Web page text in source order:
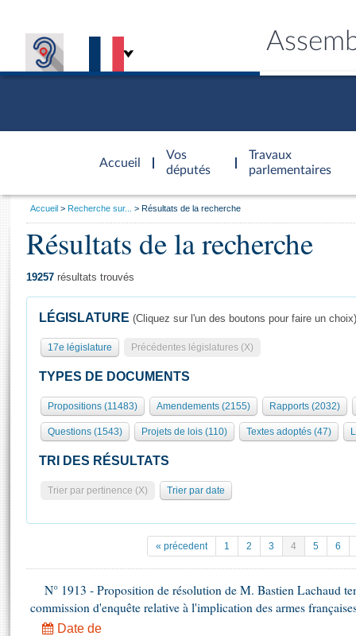
Accueil
d'accueil
Vos
députés
Travaux
parlementaires
Présidence
577 députés
Groupes politiques
Séance publique
Commissions et autres organes
Europe et International
Pétitions
Projets de loi
Propositions de loi
Amendements
Général
Rôle et pouvoirs de l'Assemblée
Organisation de l'Assemblée
Présidence Conférence des Présidents Bureau Collège des
Statistiques et chiffres clés
Documents de référence
( Constitution | Règlement de l'Assemblée ... )
Visiter l'Assemblée
Visite virtuelle du palais Bourbon
Assister à une séance
Contacts et plan d'accès
Photos libres de droit
Vous
Accueil Recherche sur... Résultats de la recherche
Résultats de la recherche
19257 résultats trouvés
LÉGISLATURE (Cliquez sur l'un des boutons pour faire un choix)
17e législature Précédentes législatures (X)
TYPES DE DOCUMENTS
Propositions (11483) Amendements (2155) Rapports (2032)
Questions (1543) Projets de lois (110) Textes adoptés (47)
TRI DES RÉSULTATS
Trier par pertinence (X) Trier par date
« précedent 1 2 3 4 5 6
N° 1913 - Proposition de résolution de M. Bastien Lachaud
commission d'enquête relative à l'implication des armes
Date de